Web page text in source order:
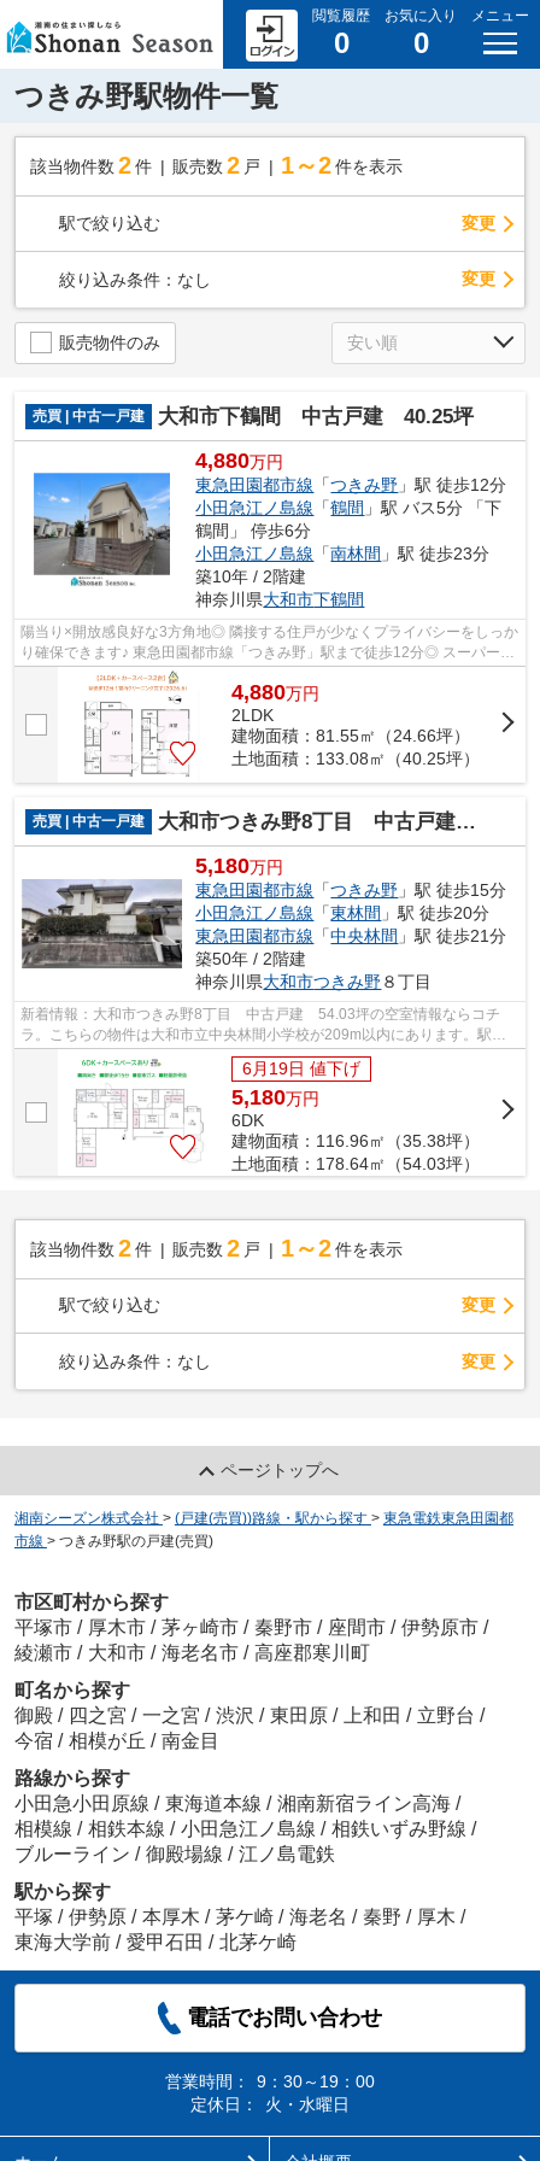
閲覧履歴
0
お気に入り
0
メニュー
つきみ野駅物件一覧
該当物件数 2件 販売数 2 戸 1～2 件を表示
駅で絞り込む 変更
絞り込み条件： なし 変更
販売物件のみ
売買 | 中古一戸建 大和市下鶴間 中古戸建 40.25坪
4,880万円
東急田園都市線 「つきみ野 」駅 徒歩12分
小田急江ノ島線 「鶴間 」駅 バス5分 「下
鶴間」 停歩6分
小田急江ノ島線 「南林間 」駅 徒歩23分
築10年 / 2階建
神奈川県大和市下鶴間
陽当り×開放感良好な3方角地◎ 隣接する住戸が少なくプライバシーをしっか
り確保できます♪ 東急田園都市線「つきみ野」駅まで徒歩12分◎ スーパー・
コンビニ（徒歩8分）毎日のお買い物ラ...
4,880万円
2LDK
建物面積：81.55㎡（24.66坪）
土地面積：133.08㎡（40.25坪）
売買 | 中古一戸建 大和市つきみ野8丁目 中古戸建 54.03坪
5,180万円
東急田園都市線 「つきみ野 」駅 徒歩15分
小田急江ノ島線 「東林間 」駅 徒歩20分
東急田園都市線 「中央林間 」駅 徒歩21分
築50年 / 2階建
神奈川県大和市つきみ野８丁目
新着情報：大和市つきみ野8丁目 中古戸建 54.03坪の空室情報ならコチ
ラ。こちらの物件は大和市立中央林間小学校が209m以内にあります。駅ま
で歩いて行くことのできる、駅徒歩15分の...
6月19日 値下げ
5,180万円
6DK
建物面積：116.96㎡（35.38坪）
土地面積：178.64㎡（54.03坪）
該当物件数 2件 販売数 2 戸 1～2 件を表示
駅で絞り込む 変更
絞り込み条件： なし 変更
ページトップへ
湘南シーズン株式会社 > (戸建(売買))路線・駅から探す > 東急電鉄東急田園都
市線 > つきみ野駅の戸建(売買)
市区町村から探す
平塚市 / 厚木市 / 茅ヶ崎市 / 秦野市 / 座間市 / 伊勢原市 /
綾瀬市 / 大和市 / 海老名市 / 高座郡寒川町
町名から探す
御殿 / 四之宮 / 一之宮 / 渋沢 / 東田原 / 上和田 / 立野台 /
今宿 / 相模が丘 / 南金目
路線から探す
小田急小田原線 / 東海道本線 / 湘南新宿ライン高海 /
相模線 / 相鉄本線 / 小田急江ノ島線 / 相鉄いずみ野線 /
ブルーライン / 御殿場線 / 江ノ島電鉄
駅から探す
平塚 / 伊勢原 / 本厚木 / 茅ケ崎 / 海老名 / 秦野 / 厚木 /
東海大学前 / 愛甲石田 / 北茅ケ崎
電話でお問い合わせ
営業時間：
9：30～19：00
定休日：
火・水曜日